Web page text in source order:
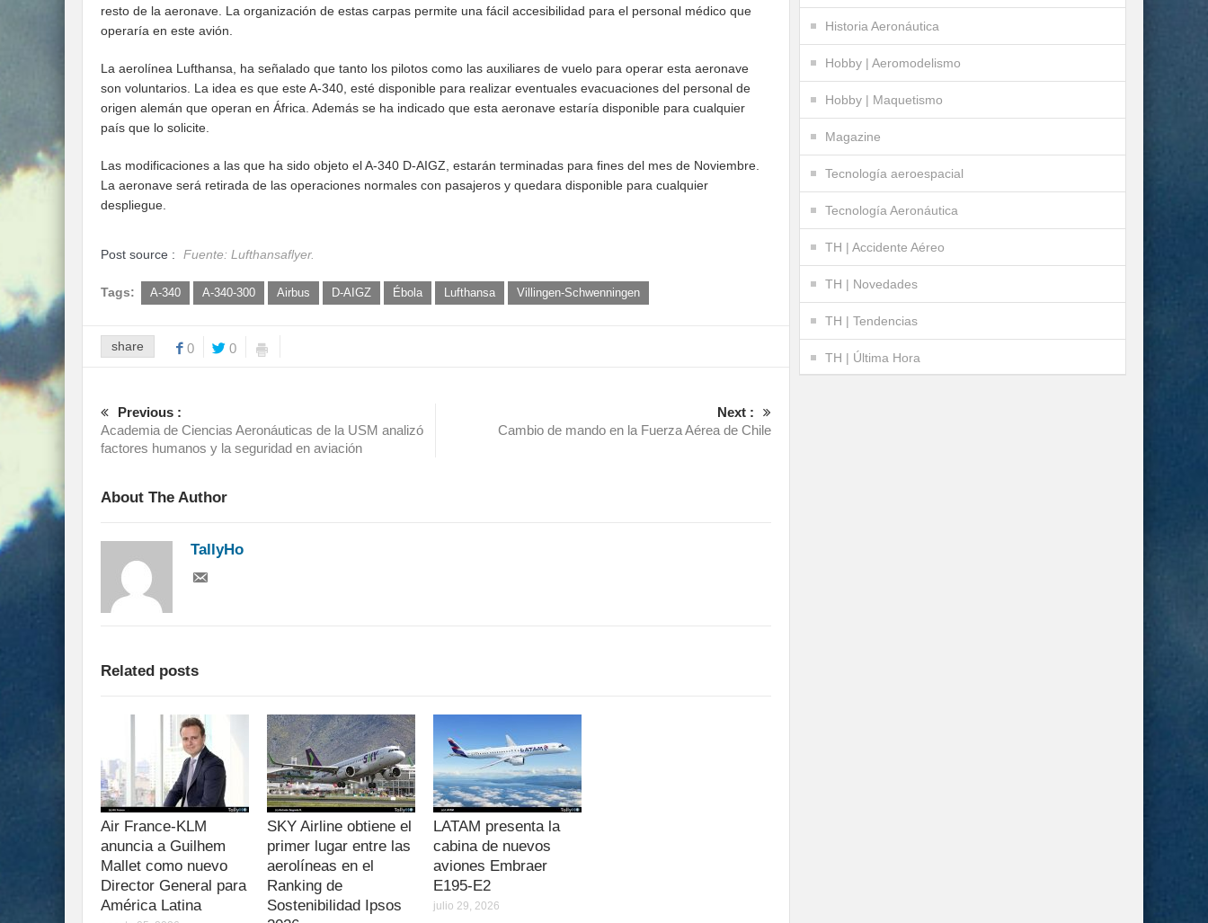
resto de la aeronave. La organización de estas carpas permite una fácil accesibilidad para el personal médico que
operaría en este avión.
La aerolínea Lufthansa, ha señalado que tanto los pilotos como las auxiliares de vuelo para operar esta aeronave
son voluntarios. La idea es que este A-340, esté disponible para realizar eventuales evacuaciones del personal de
origen alemán que operan en África. Además se ha indicado que esta aeronave estaría disponible para cualquier
país que lo solicite.
Las modificaciones a las que ha sido objeto el A-340 D-AIGZ, estarán terminadas para fines del mes de Noviembre.
La aeronave será retirada de las operaciones normales con pasajeros y quedara disponible para cualquier
despliegue.
Post source : Fuente: Lufthansaflyer.
Tags: A-340 A-340-300 Airbus D-AIGZ Ébola Lufthansa Villingen-Schwenningen
share 0 0
Previous :
Academia de Ciencias Aeronáuticas de la USM analizó
factores humanos y la seguridad en aviación
Next :
Cambio de mando en la Fuerza Aérea de Chile
About The Author
TallyHo
Related posts
Air France-KLM
anuncia a Guilhem
Mallet como nuevo
Director General para
América Latina
SKY Airline obtiene el
primer lugar entre las
aerolíneas en el
Ranking de
Sostenibilidad Ipsos
LATAM presenta la
cabina de nuevos
aviones Embraer
E195-E2
julio 29, 2026
Historia Aeronáutica
Hobby | Aeromodelismo
Hobby | Maquetismo
Magazine
Tecnología aeroespacial
Tecnología Aeronáutica
TH | Accidente Aéreo
TH | Novedades
TH | Tendencias
TH | Última Hora